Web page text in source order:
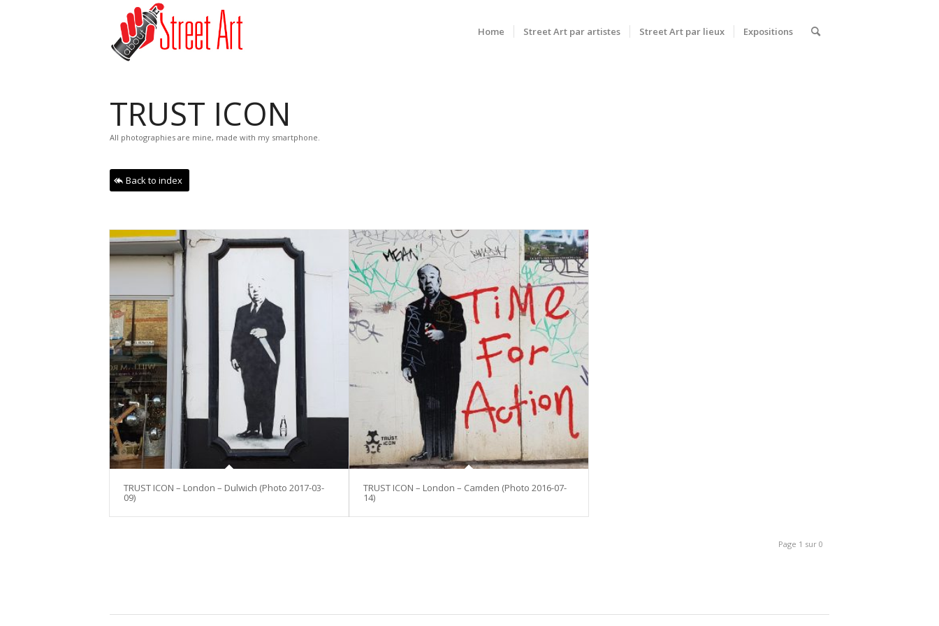
Home Street Art par artistes Street Art par lieux Expositions
TRUST ICON
All photographies are mine, made with my smartphone.
Back to index
TRUST ICON – London – Dulwich (Photo 2017-03-
09)
TRUST ICON – London – Camden (Photo 2016-07-
14)
Page 1 sur 0